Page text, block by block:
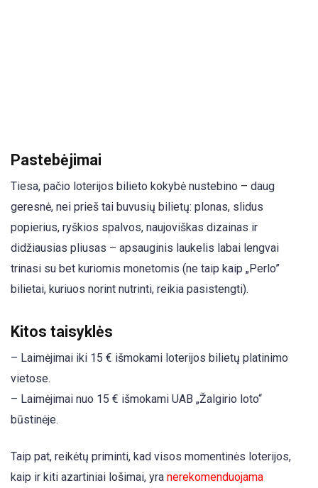
Pastebėjimai
Tiesa, pačio loterijos bilieto kokybė nustebino – daug
geresnė, nei prieš tai buvusių bilietų: plonas, slidus
popierius, ryškios spalvos, naujoviškas dizainas ir
didžiausias pliusas – apsauginis laukelis labai lengvai
trinasi su bet kuriomis monetomis (ne taip kaip „Perlo”
bilietai, kuriuos norint nutrinti, reikia pasistengti).
Kitos taisyklės
– Laimėjimai iki 15 € išmokami loterijos bilietų platinimo
vietose.
– Laimėjimai nuo 15 € išmokami UAB „Žalgirio loto“
būstinėje.
Taip pat, reikėtų priminti, kad visos momentinės loterijos,
kaip ir kiti azartiniai lošimai, yra nerekomenduojama